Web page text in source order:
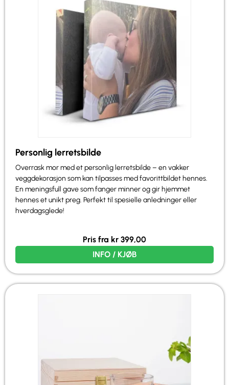
Personlig lerretsbilde
Overrask mor med et personlig lerretsbilde – en vakker
veggdekorasjon som kan tilpasses med favorittbildet hennes.
En meningsfull gave som fanger minner og gir hjemmet
hennes et unikt preg. Perfekt til spesielle anledninger eller
hverdagsglede!
Pris fra kr 399,00
INFO / KJØB